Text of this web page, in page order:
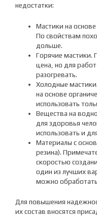
недостатки:
Мастики на
По свойствам
дольше.
Горячие мастики.
цена, но для
разогревать.
Холодные
на основе
использовать
Вещества на
для здоровья
использовать и
Материалы с
резина).
скоростью
один из лучших
можно
Для повышения
их состав вносятся